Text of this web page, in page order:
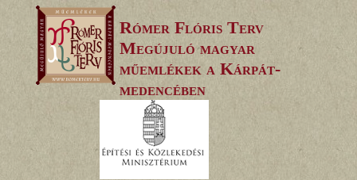
to
content
Rómer Flóris Terv
Megújuló magyar
műemlékek a Kárpát-
medencében